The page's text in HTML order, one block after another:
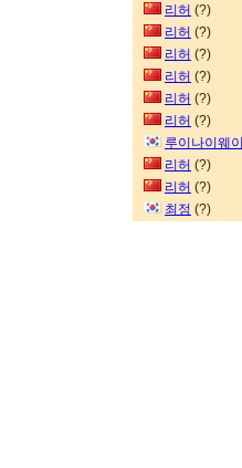
리허 (?)
리허 (?)
리허 (?)
리허 (?)
리허 (?)
리허 (?)
루이나이웨이
리허 (?)
리허 (?)
최정 (?)